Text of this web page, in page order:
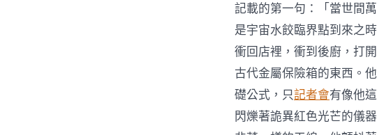
記載的第一句：「當世間
是宇宙水餃臨界點到來之
衝回店裡，衝到後廚，打
古代金屬保險箱的東西。
礎公式，只記者會有像他
閃爍著詭異紅色光芒的儀